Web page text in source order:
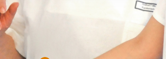
notwendige Cookies, die erforderlich zur
Website-Funktionen sind. Diese Cookies
von einer Einwilligung.